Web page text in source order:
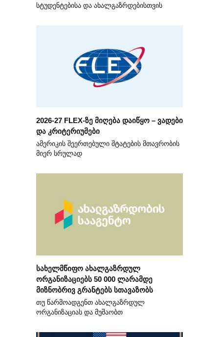
სტუდენტებისა და ახალგაზრდებისთვის
2026-27 FLEX-ზე მიღება დაიწყო – ვადები
და კრიტერიუმები
ამერიკის შეერთებული შტატების მთავრობის
მიერ სრულად
სახელმწიფო ახალგაზრდულ
ორგანიზაციებს 50 000 ლარამდე
მიზნობრივ გრანტებს სთავაზობს
თუ წარმოადგენთ ახალგაზრდულ
ორგანიზაციას და მუშაობთ